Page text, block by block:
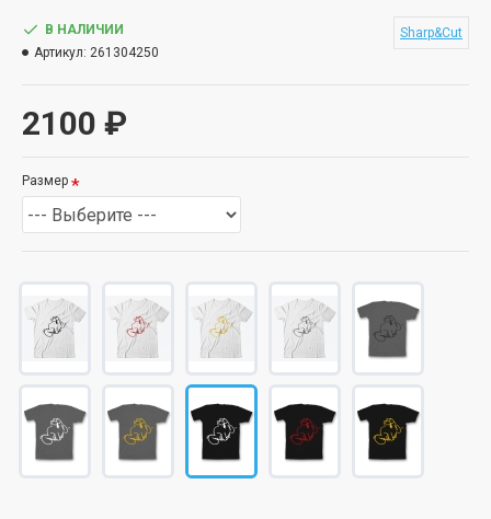
2100 ₽
В НАЛИЧИИ
Артикул: 261304250
Sharp&Cut
Размер